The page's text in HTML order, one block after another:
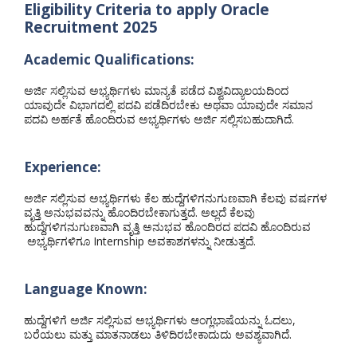
Eligibility Criteria to apply Oracle
Recruitment 2025
Academic Qualifications:
ಅರ್ಜಿ ಸಲ್ಲಿಸುವ ಅಭ್ಯರ್ಥಿಗಳು ಮಾನ್ಯತೆ ಪಡೆದ ವಿಶ್ವವಿದ್ಯಾಲಯದಿಂದ
ಯಾವುದೇ ವಿಭಾಗದಲ್ಲಿ ಪದವಿ ಪಡೆದಿರಬೇಕು ಅಥವಾ ಯಾವುದೇ ಸಮಾನ
ಪದವಿ ಅರ್ಹತೆ ಹೊಂದಿರುವ ಅಭ್ಯರ್ಥಿಗಳು ಅರ್ಜಿ ಸಲ್ಲಿಸಬಹುದಾಗಿದೆ.
Experience:
ಅರ್ಜಿ ಸಲ್ಲಿಸುವ ಅಭ್ಯರ್ಥಿಗಳು ಕೆಲ ಹುದ್ದೆಗಳಿಗನುಗುಣವಾಗಿ ಕೆಲವು ವರ್ಷಗಳ
ವೃತ್ತಿ ಅನುಭವವನ್ನು ಹೊಂದಿರಬೇಕಾಗುತ್ತದೆ. ಅಲ್ಲದೆ ಕೆಲವು
ಹುದ್ದೆಗಳಿಗನುಗುಣವಾಗಿ ವೃತ್ತಿ ಅನುಭವ ಹೊಂದಿರದ ಪದವಿ ಹೊಂದಿರುವ
ಅಭ್ಯರ್ಥಿಗಳಿಗೂ Internship ಅವಕಾಶಗಳನ್ನು ನೀಡುತ್ತದೆ.
Language Known:
ಹುದ್ದೆಗಳಿಗೆ ಅರ್ಜಿ ಸಲ್ಲಿಸುವ ಅಭ್ಯರ್ಥಿಗಳು ಆಂಗ್ಲಭಾಷೆಯನ್ನು ಓದಲು,
ಬರೆಯಲು ಮತ್ತು ಮಾತನಾಡಲು ತಿಳಿದಿರಬೇಕಾದುದು ಅವಶ್ಯವಾಗಿದೆ.